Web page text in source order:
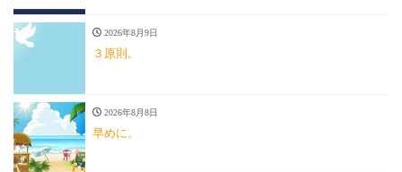
2026年8月9日
３原則。
2026年8月8日
早めに。